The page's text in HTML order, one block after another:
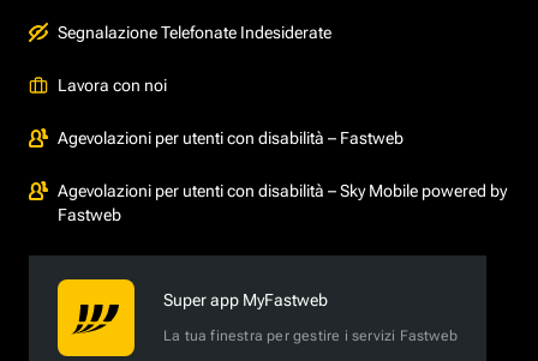
Segnalazione Telefonate Indesiderate
Lavora con noi
Agevolazioni per utenti con disabilità – Fastweb
Agevolazioni per utenti con disabilità – Sky Mobile powered by
Fastweb
Super app MyFastweb
La tua finestra per gestire i servizi Fastweb